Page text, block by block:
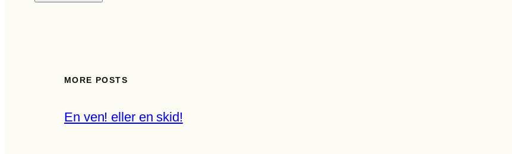
MORE POSTS
En ven! eller en skid!